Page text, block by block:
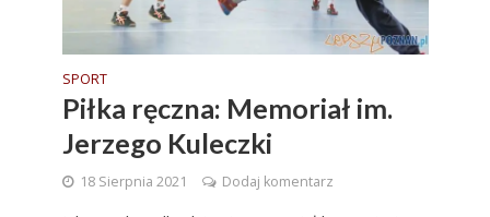
SPORT
Piłka ręczna: Memoriał im.
Jerzego Kuleczki
18 Sierpnia 2021 Dodaj komentarz